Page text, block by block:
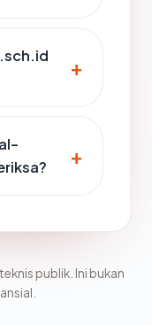
publik. Ini bukan